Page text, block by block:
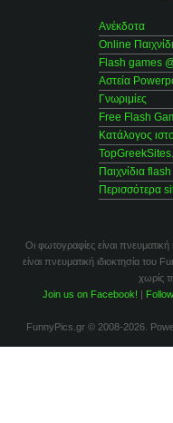
Ανέκδοτα
Online
Flash games
Αστεία
Γνωριμίες
Free Flash
Κατάλογος
Παιχνίδια flash
Περισσότερα
Οι φωτογραφίες είναι
είναι πνευματική ιδιοκτησία
χωρίς
Join us on Facebook! |
FunnyPics.gr © 2008-2026.